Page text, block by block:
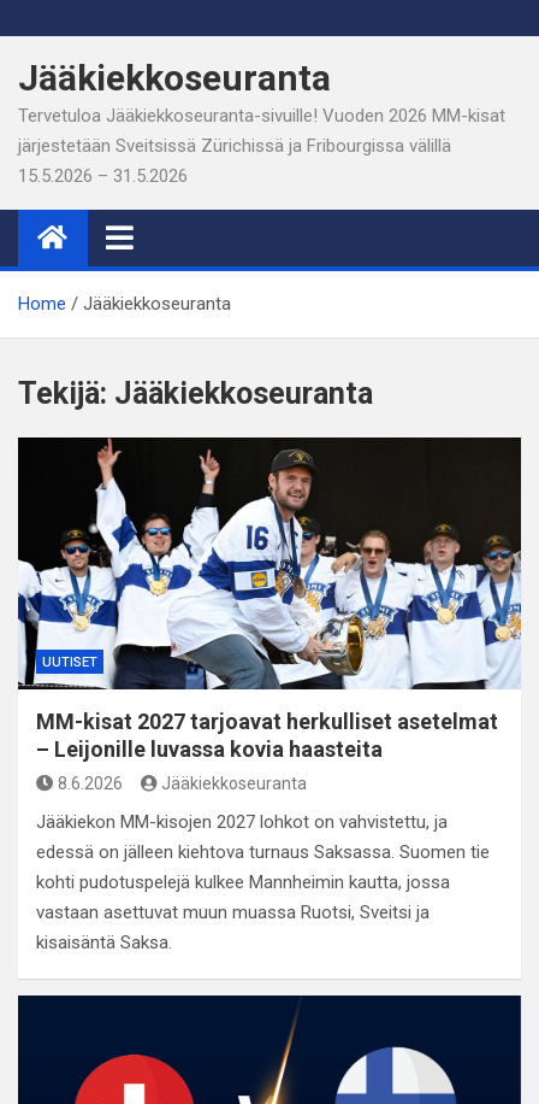
to
content
Jääkiekkoseuranta
Tervetuloa Jääkiekkoseuranta-sivuille! Vuoden 2026 MM-kisat
järjestetään Sveitsissä Zürichissä ja Fribourgissa välillä
15.5.2026 – 31.5.2026
Home Jääkiekkoseuranta
Tekijä: Jääkiekkoseuranta
UUTISET
MM-kisat 2027 tarjoavat herkulliset asetelmat
– Leijonille luvassa kovia haasteita
8.6.2026 Jääkiekkoseuranta
Jääkiekon MM-kisojen 2027 lohkot on vahvistettu, ja
edessä on jälleen kiehtova turnaus Saksassa. Suomen tie
kohti pudotuspelejä kulkee Mannheimin kautta, jossa
vastaan asettuvat muun muassa Ruotsi, Sveitsi ja
kisaisäntä Saksa.